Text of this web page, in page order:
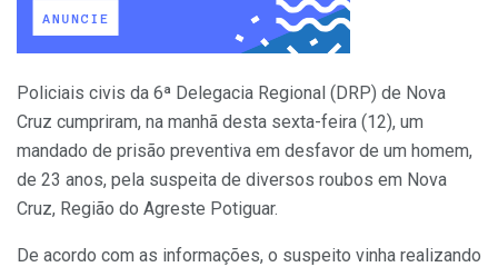
Policiais civis da 6ª Delegacia Regional (DRP) de Nova
Cruz cumpriram, na manhã desta sexta-feira (12), um
mandado de prisão preventiva em desfavor de um homem,
de 23 anos, pela suspeita de diversos roubos em Nova
Cruz, Região do Agreste Potiguar.
De acordo com as informações, o suspeito vinha realizando